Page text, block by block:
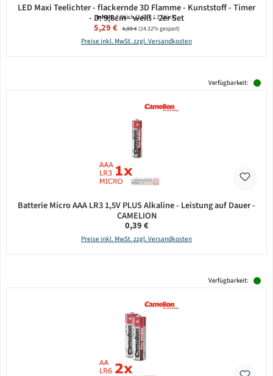
LED Maxi Teelichter - flackernde 3D Flamme - Kunststoff - Timer
- D: 5,8cm - weiß - 2er Set
Inhalt:2 Stück(2,65 € / 1 Stück)
Verkaufspreis:
5,29 € Regulärer Preis:
6,99 €(24.32% gespart)
Preise inkl. MwSt. zzgl. Versandkosten
Verfügbarkeit:
Batterie Micro AAA LR3 1,5V PLUS Alkaline - Leistung auf Dauer -
CAMELION
Regulärer Preis:
0,39 €
Preise inkl. MwSt. zzgl. Versandkosten
Verfügbarkeit: